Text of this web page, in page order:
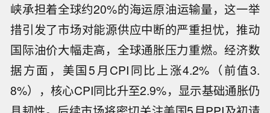
峡承担着全球约20%的海运原油运输量，这一举
措引发了市场对能源供应中断的严重担忧，推动
国际油价大幅走高，全球通胀压力重燃。经济数
据方面，美国5月CPI同比上涨4.2%（前值3.
8%），核心CPI同比升至2.9%，显示基础通胀仍